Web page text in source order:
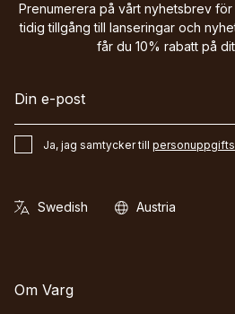
Prenumerera på vårt nyhetsbrev
tidig tillgång till lanseringar och
får du 10% rabatt på
Ja, jag samtycker till
Om Varg